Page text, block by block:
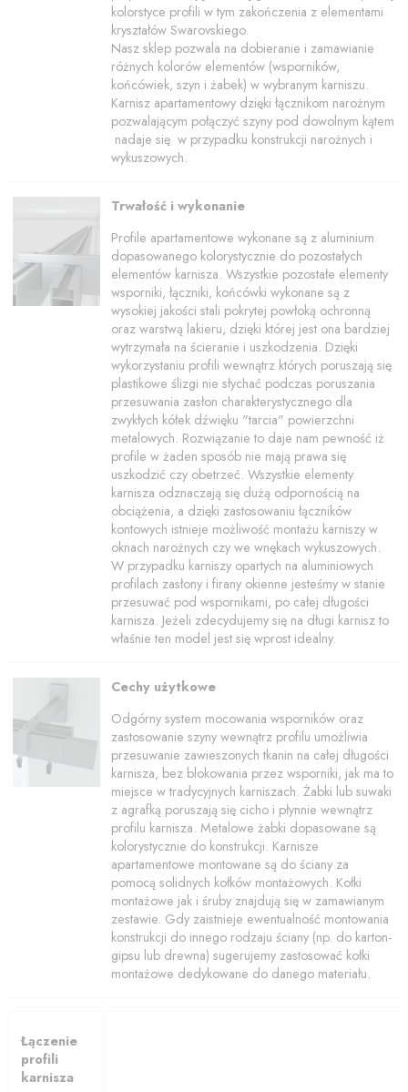
kolorstyce profili w tym zakończenia z elementami
kryształów Swarovskiego.
Nasz sklep pozwala na dobieranie i zamawianie
różnych kolorów elementów (wsporników,
końcówiek, szyn i żabek) w wybranym karniszu.
Karnisz apartamentowy dzięki łącznikom narożnym
pozwalającym połączyć szyny pod dowolnym kątem
nadaje się w przypadku konstrukcji narożnych i
wykuszowych.
Trwałość i wykonanie
Profile apartamentowe wykonane są z aluminium
dopasowanego kolorystycznie do pozostałych
elementów karnisza. Wszystkie pozostałe elementy
wsporniki, łączniki, końcówki wykonane są z
wysokiej jakości stali pokrytej powłoką ochronną
oraz warstwą lakieru, dzięki której jest ona bardziej
wytrzymała na ścieranie i uszkodzenia. Dzięki
wykorzystaniu profili wewnątrz których poruszają się
plastikowe ślizgi nie słychać podczas poruszania
przesuwania zasłon charakterystycznego dla
zwykłych kółek dźwięku "tarcia" powierzchni
metalowych. Rozwiązanie to daje nam pewność iż
profile w żaden sposób nie mają prawa się
uszkodzić czy obetrzeć. Wszystkie elementy
karnisza odznaczają się dużą odpornością na
obciążenia, a dzięki zastosowaniu łączników
kontowych istnieje możliwość montażu karniszy w
oknach narożnych czy we wnękach wykuszowych.
W przypadku karniszy opartych na aluminiowych
profilach zasłony i firany okienne jesteśmy w stanie
przesuwać pod wspornikami, po całej długości
karnisza. Jeżeli zdecydujemy się na długi karnisz to
właśnie ten model jest się wprost idealny.
Cechy użytkowe
Odgórny system mocowania wsporników oraz
zastosowanie szyny wewnątrz profilu umożliwia
przesuwanie zawieszonych tkanin na całej długości
karnisza, bez blokowania przez wsporniki, jak ma to
miejsce w tradycyjnych karniszach. Żabki lub suwaki
z agrafką poruszają się cicho i płynnie wewnątrz
profilu karnisza. Metalowe żabki dopasowane są
kolorystycznie do konstrukcji. Karnisze
apartamentowe montowane są do ściany za
pomocą solidnych kołków montażowych. Kołki
montażowe jak i śruby znajdują się w zamawianym
zestawie. Gdy zaistnieje ewentualność montowania
konstrukcji do innego rodzaju ściany (np. do karton-
gipsu lub drewna) sugerujemy zastosować kołki
montażowe dedykowane do danego materiału.
Łączenie
profili
karnisza